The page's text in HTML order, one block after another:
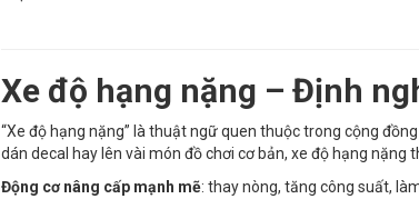
Xe độ hạng nặng – Định
“Xe độ hạng nặng” là thuật ngữ quen thuộc trong cộng
dán decal hay lên vài món đồ chơi cơ bản, xe độ hạng nặng
Động cơ nâng cấp mạnh mẽ: thay nòng, tăng công suất,